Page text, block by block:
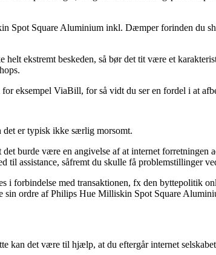
Square Aluminium inkl. Dæmper forinden du
ekstremt beskeden, så bør det tit være et
eksempel ViaBill, for så vidt du ser en fordel i at
det er typisk ikke særlig morsomt.
burde være en angivelse af at internet forretningen
til assistance, såfremt du skulle få problemstillinger
i forbindelse med transaktionen, fx den byttepolitik
sin ordre af Philips Hue Milliskin Spot Square
kan det være til hjælp, at du eftergår internet